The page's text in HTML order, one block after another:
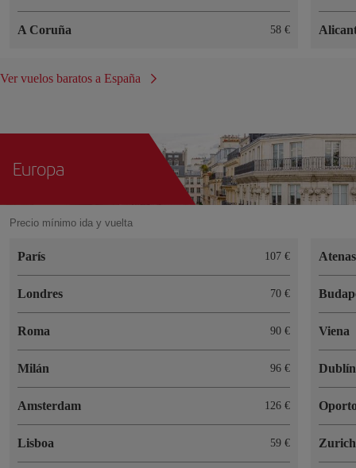
A Coruña 58 €
Ver vuelos baratos a España
Europa
Precio mínimo ida y vuelta
París 107 €
Londres 70 €
Roma 90 €
Milán 96 €
Amsterdam 126 €
Lisboa 59 €
Atenas
Viena
Dublín
Zurich